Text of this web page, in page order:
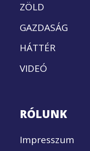
ZÖLD
GAZDASÁG
HÁTTÉR
VIDEÓ
RÓLUNK
Impresszum